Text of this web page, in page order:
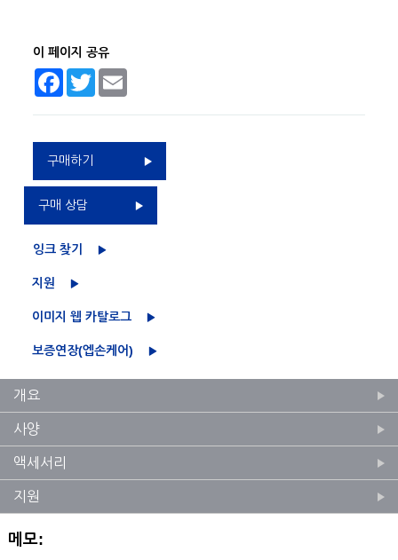
이 페이지 공유
Facebook
Twitter
구매하기
구매 상담
잉크 찾기
지원
이미지 웹 카탈로그
보증연장(엡손케어)
개요
사양
액세서리
지원
메모: